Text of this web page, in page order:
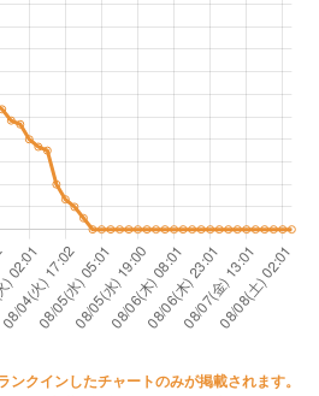
ンクインしたチャートのみが掲載されます。